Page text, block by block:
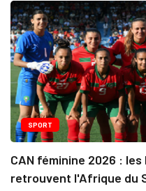
SPORT
CAN féminine 2026 :
retrouvent l'Afrique du